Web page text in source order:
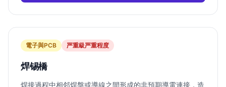
電子與PCB 严重級严重程度
焊锡橋
焊接過程中相邻焊盤或導線之間形成的非預期導電連接，造